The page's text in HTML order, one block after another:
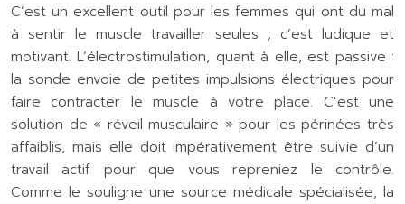
C’est un excellent outil pour les femmes qui ont du mal
à sentir le muscle travailler seules ; c’est ludique et
motivant. L’électrostimulation, quant à elle, est passive :
la sonde envoie de petites impulsions électriques pour
faire contracter le muscle à votre place. C’est une
solution de « réveil musculaire » pour les périnées très
affaiblis, mais elle doit impérativement être suivie d’un
travail actif pour que vous repreniez le contrôle.
Comme le souligne une source médicale spécialisée, la